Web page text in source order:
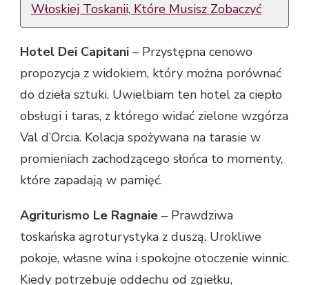
Włoskiej Toskanii, Które Musisz Zobaczyć
Hotel Dei Capitani – Przystępna cenowo
propozycja z widokiem, który można porównać
do dzieła sztuki. Uwielbiam ten hotel za ciepło
obsługi i taras, z którego widać zielone wzgórza
Val d’Orcia. Kolacja spożywana na tarasie w
promieniach zachodzącego słońca to momenty,
które zapadają w pamięć.
Agriturismo Le Ragnaie – Prawdziwa
toskańska agroturystyka z duszą. Urokliwe
pokoje, własne wina i spokojne otoczenie winnic.
Kiedy potrzebuję oddechu od zgiełku,